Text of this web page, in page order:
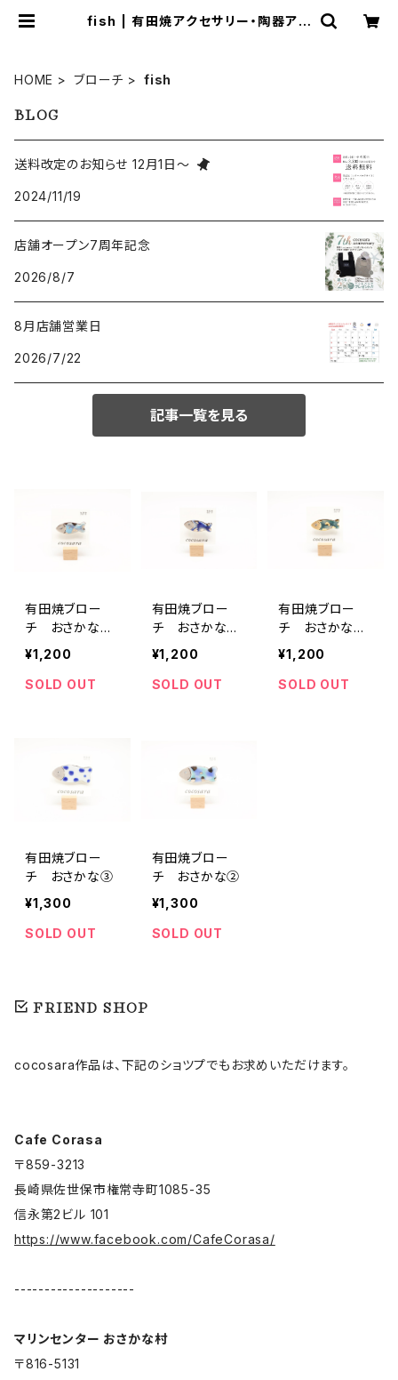
fish | 有田焼アクセサリー・陶器アク
HOME
ブローチ fish
BLOG
送料改定のお知らせ 12月1日～
2024/11/19
店舗オープン7周年記念
2026/8/7
8月店舗営業日
2026/7/22
記事一覧を見る
有田焼ブロー
チ おさかな
小 ④
¥1,200
SOLD OUT
有田焼ブロー
チ おさかな
小 ③
¥1,200
SOLD OUT
有田焼ブロー
チ おさかな
小 ②
¥1,200
SOLD OUT
有田焼ブロー
チ おさかな③
¥1,300
SOLD OUT
有田焼ブロー
チ おさかな②
¥1,300
SOLD OUT
FRIEND SHOP
cocosara作品は、下記のショツプでもお求めいただけます。
Cafe Corasa
〒859-3213
長崎県佐世保市権常寺町1085-35
信永第2ビル 101
https://www.facebook.com/CafeCorasa/
--------------------
マリンセンター おさかな村
〒816-5131